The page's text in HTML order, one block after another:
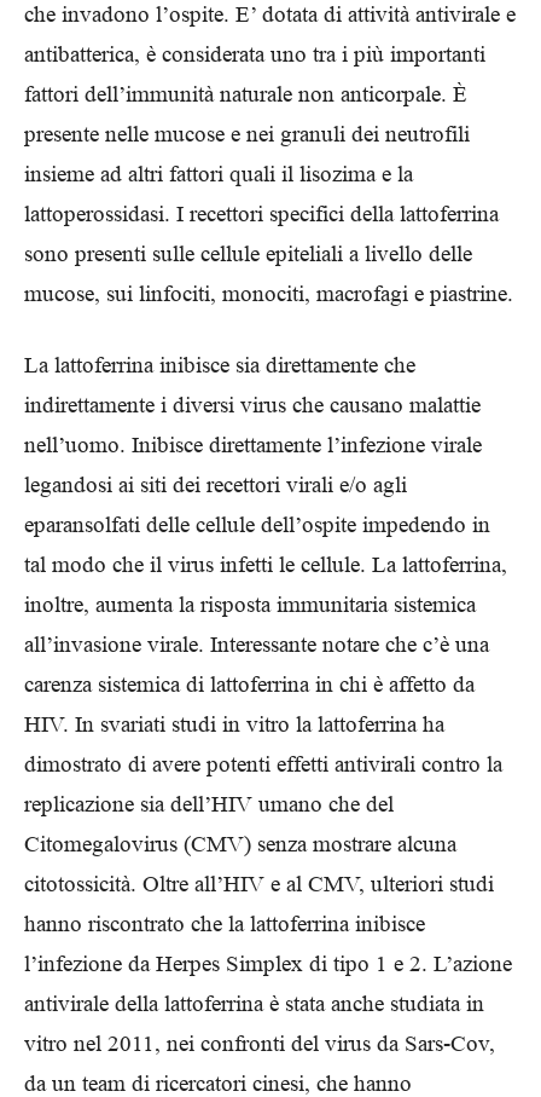
che invadono l’ospite. E’ dotata di attività antivirale e
antibatterica, è considerata uno tra i più importanti
fattori dell’immunità naturale non anticorpale. È
presente nelle mucose e nei granuli dei neutrofili
insieme ad altri fattori quali il lisozima e la
lattoperossidasi. I recettori specifici della lattoferrina
sono presenti sulle cellule epiteliali a livello delle
mucose, sui linfociti, monociti, macrofagi e piastrine.
La lattoferrina inibisce sia direttamente che
indirettamente i diversi virus che causano malattie
nell’uomo. Inibisce direttamente l’infezione virale
legandosi ai siti dei recettori virali e/o agli
eparansolfati delle cellule dell’ospite impedendo in
tal modo che il virus infetti le cellule. La lattoferrina,
inoltre, aumenta la risposta immunitaria sistemica
all’invasione virale. Interessante notare che c’è una
carenza sistemica di lattoferrina in chi è affetto da
HIV. In svariati studi in vitro la lattoferrina ha
dimostrato di avere potenti effetti antivirali contro la
replicazione sia dell’HIV umano che del
Citomegalovirus (CMV) senza mostrare alcuna
citotossicità. Oltre all’HIV e al CMV, ulteriori studi
hanno riscontrato che la lattoferrina inibisce
l’infezione da Herpes Simplex di tipo 1 e 2. L’azione
antivirale della lattoferrina è stata anche studiata in
vitro nel 2011, nei confronti del virus da Sars-Cov,
da un team di ricercatori cinesi, che hanno